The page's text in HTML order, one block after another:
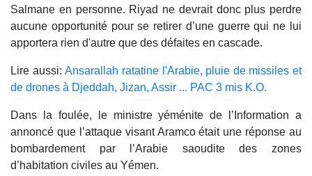
Salmane en personne. Riyad ne devrait donc plus perdre
aucune opportunité pour se retirer d’une guerre qui ne lui
apportera rien d'autre que des défaites en cascade.
Lire aussi:Ansarallah ratatine l'Arabie, pluie de missiles et
de drones à Djeddah, Jizan, Assir ... PAC 3 mis K.O.
Dans la foulée, le ministre yéménite de l’Information a
annoncé que l’attaque visant Aramco était une réponse au
bombardement par l’Arabie saoudite des zones
d’habitation civiles au Yémen.